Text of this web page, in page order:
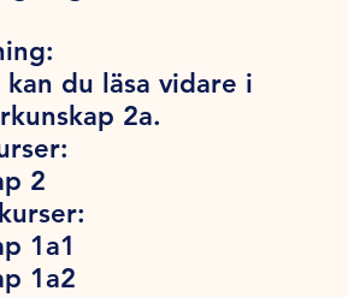
du läsa vidare i
2a.
2
1a1
1a2